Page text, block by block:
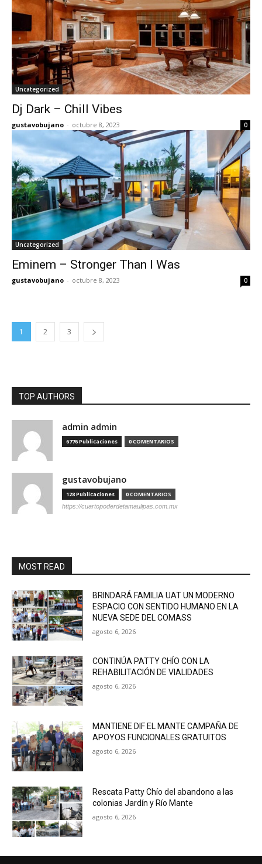
Uncategorized
Dj Dark – Chill Vibes
gustavobujano - octubre 8, 2023 0
Uncategorized
Eminem – Stronger Than I Was
gustavobujano - octubre 8, 2023 0
1 2 3
TOP AUTHORS
admin admin
6776 Publicaciones 0 COMENTARIOS
gustavobujano
128 Publicaciones 0 COMENTARIOS
https://cuartopoderdetamaulipas.com.mx
MOST READ
BRINDARÁ FAMILIA UAT UN MODERNO
ESPACIO CON SENTIDO HUMANO EN LA
NUEVA SEDE DEL COMASS
agosto 6, 2026
CONTINÚA PATTY CHÍO CON LA
REHABILITACIÓN DE VIALIDADES
agosto 6, 2026
MANTIENE DIF EL MANTE CAMPAÑA DE
APOYOS FUNCIONALES GRATUITOS
agosto 6, 2026
Rescata Patty Chío del abandono a las
colonias Jardín y Río Mante
agosto 6, 2026